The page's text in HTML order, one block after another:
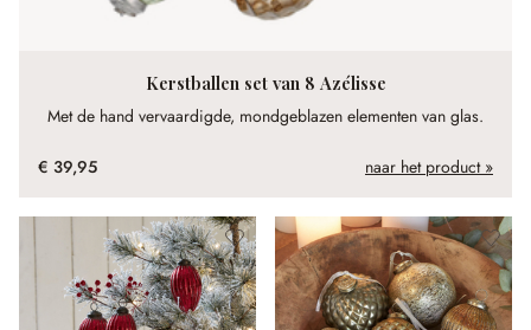
Kerstballen set van 8 Azélisse
Met de hand vervaardigde, mondgeblazen elementen van glas.
€ 39,95 naar het product »